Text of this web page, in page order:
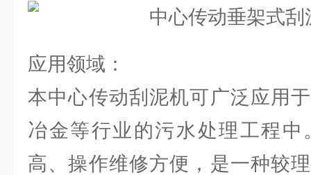
应用领域：
本中心传动刮泥机可广泛应用
冶金等行业的污水处理工程
高、操作维修方便，是一种较